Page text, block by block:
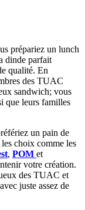
prépariez un lunch
dinde parfait
qualité. En
des TUAC
sandwich; vous
que leurs familles
un pain de
choix comme les
, POM et
votre création.
des TUAC et
juste assez de